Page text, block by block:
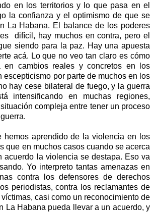
en los territorios y lo que pasa en el
la confianza y el optimismo de que se
La Habana. El balance de los poderes
difícil, hay muchos en contra, pero el
siendo para la paz. Hay una apuesta
acá. Lo que no veo tan claro es cómo
en cambios reales y concretos en los
escepticismo por parte de muchos en los
hay cese bilateral de fuego, y la guerra
intensificando en muchas regiones,
compleja entre tener un proceso
hemos aprendido de la violencia en los
que en muchos casos cuando se acerca
acuerdo la violencia se destapa. Eso va
Yo interpreto tantas amenazas en
contra los defensores de derechos
periodistas, contra los reclamantes de
casi como un reconocimiento de
La Habana pueda llevar a un acuerdo, y